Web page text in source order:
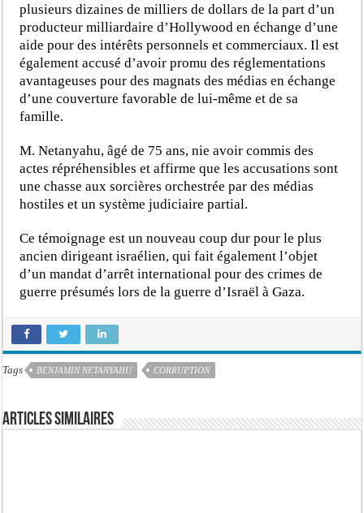
plusieurs dizaines de milliers de dollars de la part d’un
producteur milliardaire d’Hollywood en échange d’une
aide pour des intérêts personnels et commerciaux. Il est
également accusé d’avoir promu des réglementations
avantageuses pour des magnats des médias en échange
d’une couverture favorable de lui-même et de sa
famille.
M. Netanyahu, âgé de 75 ans, nie avoir commis des
actes répréhensibles et affirme que les accusations sont
une chasse aux sorcières orchestrée par des médias
hostiles et un système judiciaire partial.
Ce témoignage est un nouveau coup dur pour le plus
ancien dirigeant israélien, qui fait également l’objet
d’un mandat d’arrêt international pour des crimes de
guerre présumés lors de la guerre d’Israël à Gaza.
Tags BENJAMIN NETANYAHU CORRUPTION
Articles similaires